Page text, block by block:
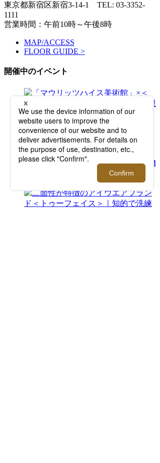
東京都新宿区新宿3-14-1 TEL: 03-3352-
1111
営業時間：午前10時～午後8時
MAP/ACCESS
FLOOR GUIDE >
開催中のイベント
2026.08.05 - 08.11
「マウリッツハイス美術館」×＜タグス ワー
キングパーティ＞ 期間限定ポップアップを開